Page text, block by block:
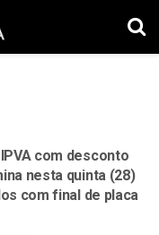
com desconto
nesta quinta (28)
com final de placa